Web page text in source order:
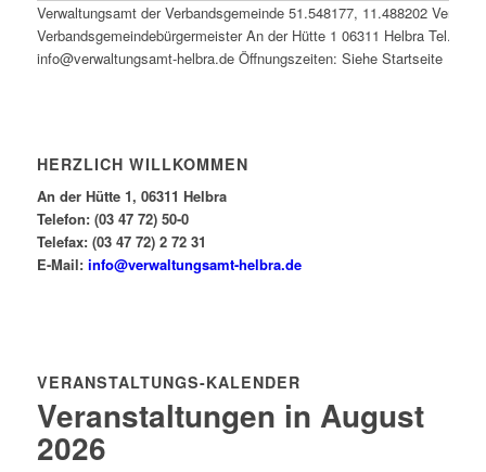
Verwaltungsamt der Verbandsgemeinde 51.548177, 11.488202
Verbandsgemeindebürgermeister An der Hütte 1 06311 Helbra Tel.:
info@verwaltungsamt-helbra.de Öffnungszeiten: Siehe Startseite
HERZLICH WILLKOMMEN
An der Hütte 1, 06311 Helbra
Telefon: (03 47 72) 50-0
Telefax: (03 47 72) 2 72 31
E-Mail: info@verwaltungsamt-helbra.de
VERANSTALTUNGS-KALENDER
Veranstaltungen in August
2026